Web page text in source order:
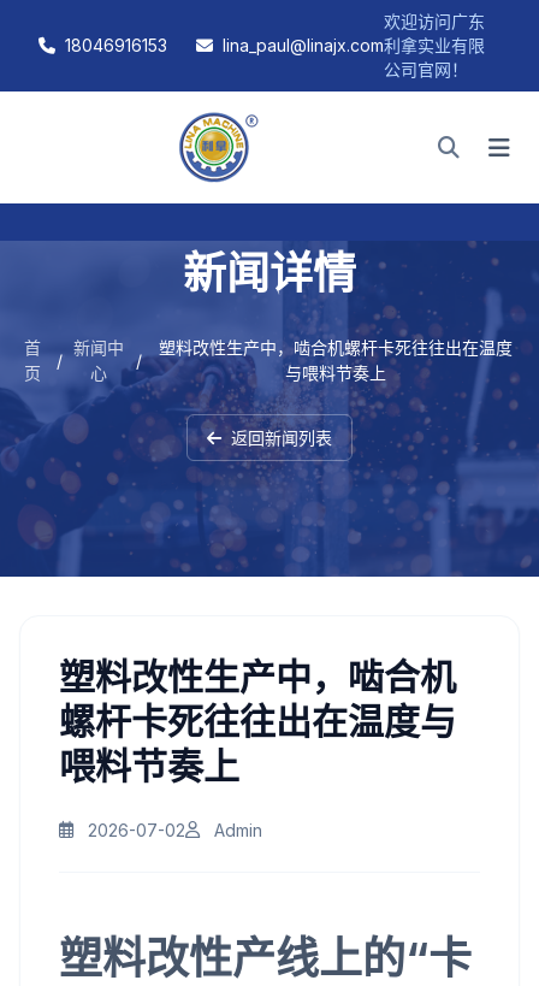
18046916153 lina_paul@linajx.com
欢迎访问广东
利拿实业有限
公司官网！
新闻详情
首
页
/
新闻中
心
/
塑料改性生产中，啮合机螺杆卡死往往出在温度
与喂料节奏上
返回新闻列表
塑料改性生产中，啮合机
螺杆卡死往往出在温度与
喂料节奏上
2026-07-02 Admin
塑料改性产线上的“卡